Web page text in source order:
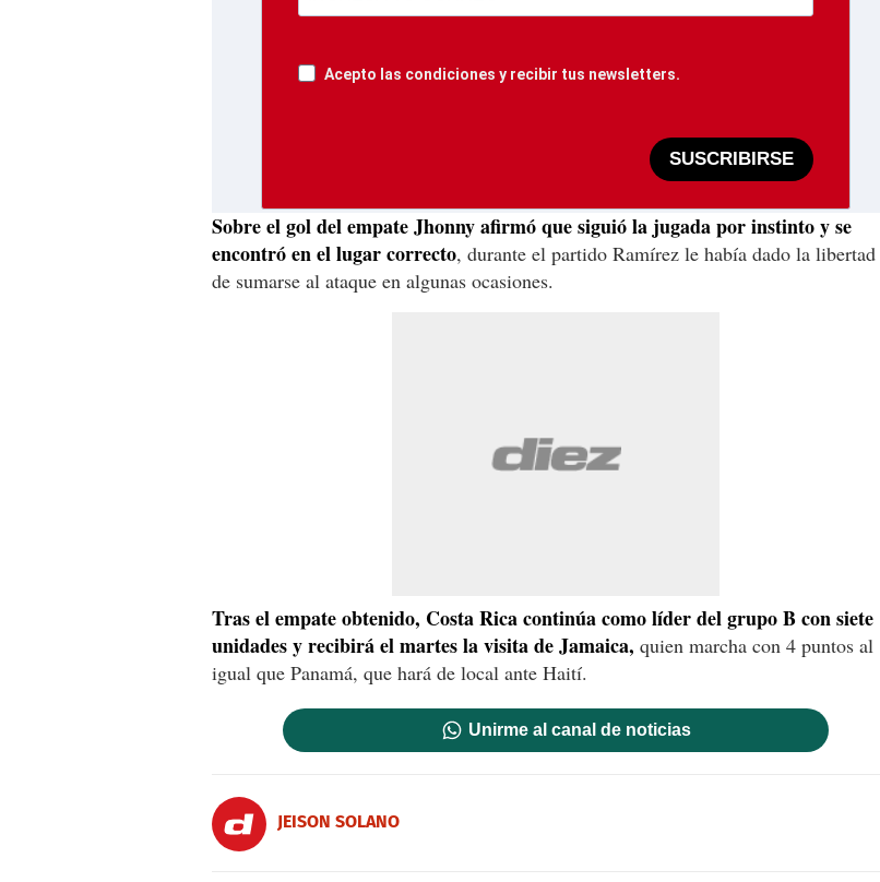
Acepto las condiciones y recibir tus newsletters.
SUSCRIBIRSE
Sobre el gol del empate Jhonny afirmó que siguió la jugada por instinto y se
encontró en el lugar correcto, durante el partido Ramírez le había dado la libertad
de sumarse al ataque en algunas ocasiones.
Tras el empate obtenido, Costa Rica continúa como líder del grupo B con siete
unidades y recibirá el martes la visita de Jamaica, quien marcha con 4 puntos al
igual que Panamá, que hará de local ante Haití.
Unirme al canal de noticias
JEISON SOLANO